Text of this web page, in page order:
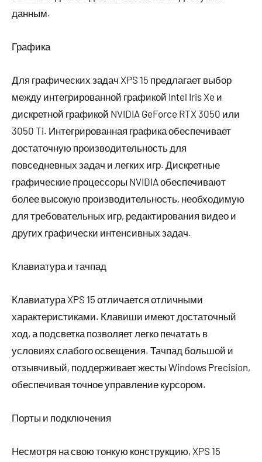
данным.
Графика
Для графических задач XPS 15 предлагает выбор
между интегрированной графикой Intel Iris Xe и
дискретной графикой NVIDIA GeForce RTX 3050 или
3050 Ti. Интегрированная графика обеспечивает
достаточную производительность для
повседневных задач и легких игр. Дискретные
графические процессоры NVIDIA обеспечивают
более высокую производительность, необходимую
для требовательных игр, редактирования видео и
других графически интенсивных задач.
Клавиатура и тачпад
Клавиатура XPS 15 отличается отличными
характеристиками. Клавиши имеют достаточный
ход, а подсветка позволяет легко печатать в
условиях слабого освещения. Тачпад большой и
отзывчивый, поддерживает жесты Windows Precision,
обеспечивая точное управление курсором.
Порты и подключения
Несмотря на свою тонкую конструкцию, XPS 15